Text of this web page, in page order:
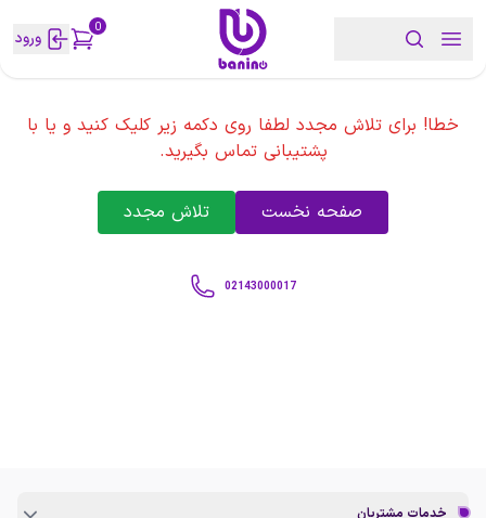
0 ورود
خطا! برای تلاش مجدد لطفا روی دکمه زیر کلیک کنید و یا با
پشتیبانی تماس بگیرید.
صفحه نخست تلاش مجدد
02143000017
خدمات مشتریان